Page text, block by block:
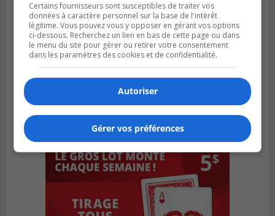
Certains fournisseurs sont susceptibles de traiter vos
données à caractère personnel sur la base de l'intérêt
légitime. Vous pouvez vous y opposer en gérant vos options
ci-dessous. Recherchez un lien en bas de cette page ou dans
le menu du site pour gérer ou retirer votre consentement
dans les paramètres des cookies et de confidentialité.
Autoriser
Gérer vos préférences